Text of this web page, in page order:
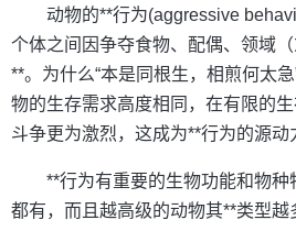
动物的**行为(aggressive
个体之间因争夺食物、配偶、领域
**。为什么“本是同根生，相煎何太
物的生存需求高度相同，在有限的
斗争更为激烈，这成为**行为的源动
**行为有重要的生物功能和物
都有，而且越高级的动物其**类型越